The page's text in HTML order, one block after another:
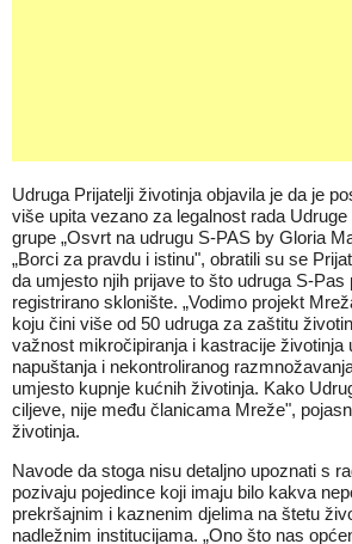
Udruga Prijatelji životinja objavila je da je
više upita vezano za legalnost rada
grupe „Osvrt na udrugu S-PAS by Gloria
„Borci za pravdu i istinu", obratili su se
da umjesto njih prijave to što udruga S-
registrirano sklonište. „Vodimo projekt
koju čini više od 50 udruga za zaštitu
važnost mikročipiranja i kastracije životinja
napuštanja i nekontroliranog
umjesto kupnje kućnih životinja. Kako
ciljeve, nije među članicama Mreže",
životinja.
Navode da stoga nisu detaljno upoznati s
pozivaju pojedince koji imaju bilo kakva
prekršajnim i kaznenim djelima na štetu
nadležnim institucijama. „Ono što nas